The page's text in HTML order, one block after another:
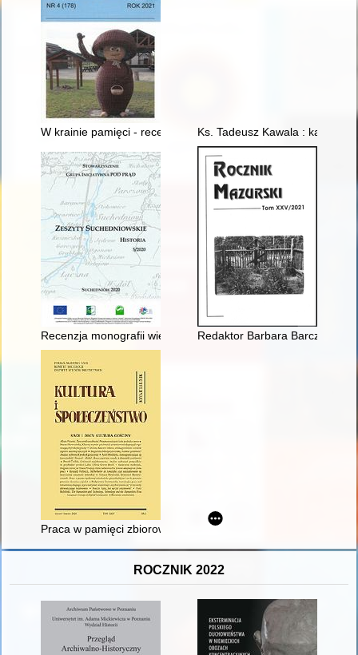
W krainie pamięci - recenzja] Ks. Tadeusz Kawala : kapłan
Recenzja monografii wieloautorskiej: Piotra Kardysia,
Redaktor Barbara Barczewska
Praca w pamięci zbiorowej mieszkańców górnośląskiej wsi na
ROCZNIK 2022